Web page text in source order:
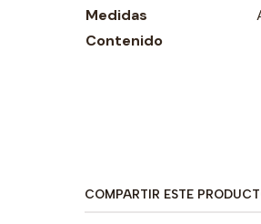
Medidas
Contenido
COMPARTIR ESTE